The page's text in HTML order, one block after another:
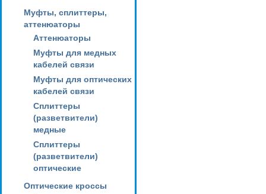
Муфты, сплиттеры,
аттенюаторы
Аттенюаторы
Муфты для медных
кабелей связи
Муфты для оптических
кабелей связи
Сплиттеры
(разветвители)
медные
Сплиттеры
(разветвители)
оптические
Оптические кроссы